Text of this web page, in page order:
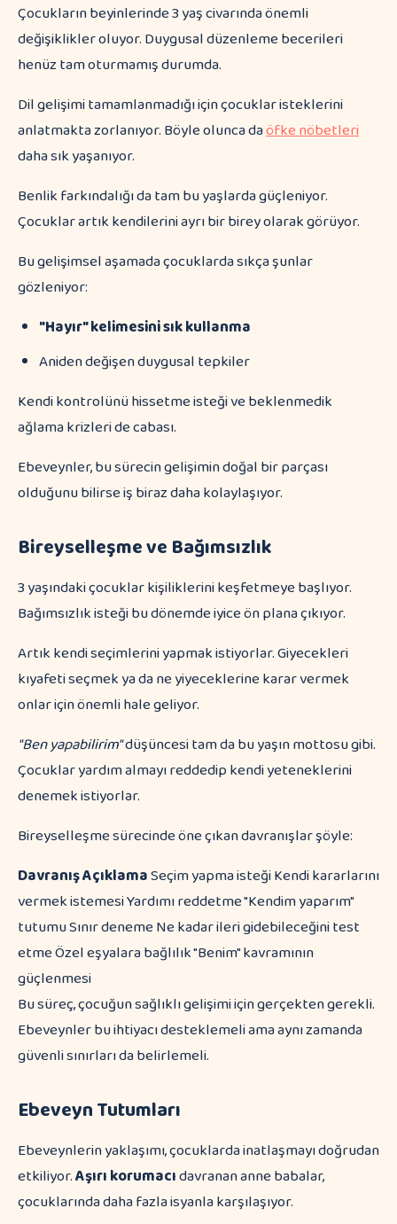
Çocukların beyinlerinde 3 yaş civarında önemli
değişiklikler oluyor. Duygusal düzenleme becerileri
henüz tam oturmamış durumda.
Dil gelişimi tamamlanmadığı için çocuklar isteklerini
anlatmakta zorlanıyor. Böyle olunca daöfke nöbetleri
daha sık yaşanıyor.
Benlik farkındalığı da tam bu yaşlarda güçleniyor.
Çocuklar artık kendilerini ayrı bir birey olarak görüyor.
Bu gelişimsel aşamada çocuklarda sıkça şunlar
gözleniyor:
"Hayır" kelimesini sık kullanma
Aniden değişen duygusal tepkiler
Kendi kontrolünü hissetme isteği ve beklenmedik
ağlama krizleri de cabası.
Ebeveynler, bu sürecin gelişimin doğal bir parçası
olduğunu bilirse iş biraz daha kolaylaşıyor.
Bireyselleşme ve Bağımsızlık
3 yaşındaki çocuklar kişiliklerini keşfetmeye başlıyor.
Bağımsızlık isteği bu dönemde iyice ön plana çıkıyor.
Artık kendi seçimlerini yapmak istiyorlar. Giyecekleri
kıyafeti seçmek ya da ne yiyeceklerine karar vermek
onlar için önemli hale geliyor.
"Ben yapabilirim"düşüncesi tam da bu yaşın mottosu gibi.
Çocuklar yardım almayı reddedip kendi yeteneklerini
denemek istiyorlar.
Bireyselleşme sürecinde öne çıkan davranışlar şöyle:
DavranışAçıklamaSeçim yapma isteği Kendi kararlarını
vermek istemesi Yardımı reddetme "Kendim yaparım"
tutumu Sınır deneme Ne kadar ileri gidebileceğini test
etme Özel eşyalara bağlılık "Benim" kavramının
güçlenmesi
Bu süreç, çocuğun sağlıklı gelişimi için gerçekten gerekli.
Ebeveynler bu ihtiyacı desteklemeli ama aynı zamanda
güvenli sınırları da belirlemeli.
Ebeveyn Tutumları
Ebeveynlerin yaklaşımı, çocuklarda inatlaşmayı doğrudan
etkiliyor.Aşırı korumacıdavranan anne babalar,
çocuklarında daha fazla isyanla karşılaşıyor.